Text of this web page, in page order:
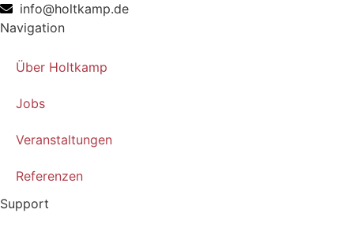
info@holtkamp.de
Navigation
Über Holtkamp
Jobs
Veranstaltungen
Referenzen
Support